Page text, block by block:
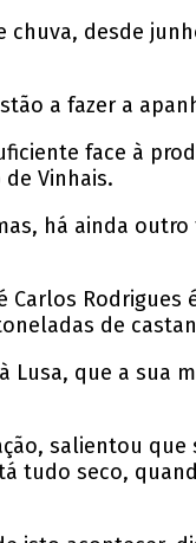
chuva, desde
a fazer a
face à
Vinhais.
há ainda
Carlos
de
Lusa, que a sua
salientou
tudo seco,